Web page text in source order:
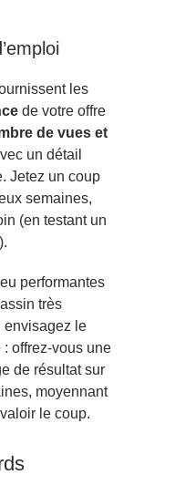
les
de votre offre
de vues et
un détail
Jetez un coup
semaines,
(en testant un
performantes
très
envisagez le
: offrez-vous une
de résultat sur
moyennant
le coup.